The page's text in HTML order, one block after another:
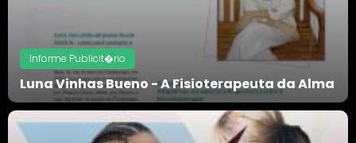
Informe Publicit�rio
Luna Vinhas Bueno - A Fisioterapeuta da Alma